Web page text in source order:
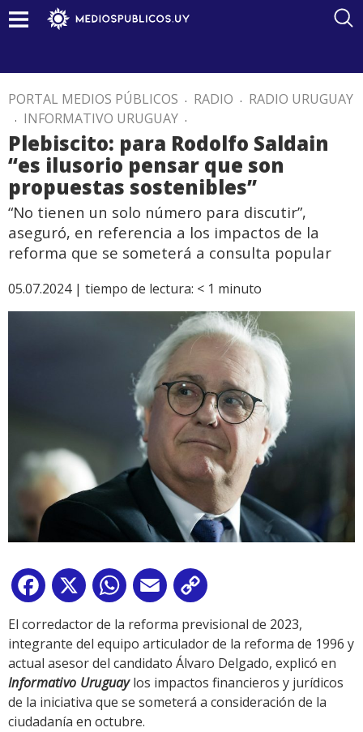
PORTAL MEDIOS PÚBLICOS . RADIO . RADIO URUGUAY
. INFORMATIVO URUGUAY .
Plebiscito: para Rodolfo Saldain
“es ilusorio pensar que son
propuestas sostenibles”
“No tienen un solo número para discutir”,
aseguró, en referencia a los impactos de la
reforma que se someterá a consulta popular
05.07.2024 | tiempo de lectura: < 1 minuto
Facebook
X WhatsApp
Email
Link
El corredactor de la reforma previsional de 2023,
integrante del equipo articulador de la reforma de 1996 y
actual asesor del candidato Álvaro Delgado, explicó en
Informativo Uruguaylos impactos financieros y jurídicos
de la iniciativa que se someterá a consideración de la
ciudadanía en octubre.